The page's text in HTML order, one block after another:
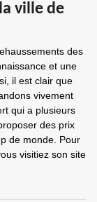
ville de
des
et une
il est clair que
vivement
qui a plusieurs
des prix
de monde. Pour
visitiez son site